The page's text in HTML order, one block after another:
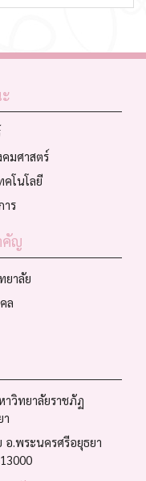
มศาสตร์
โนโลยี
าร
คัญ
ยาลัย
ล
าวิทยาลัยราชภัฏ
.พระนครศรีอยุธยา